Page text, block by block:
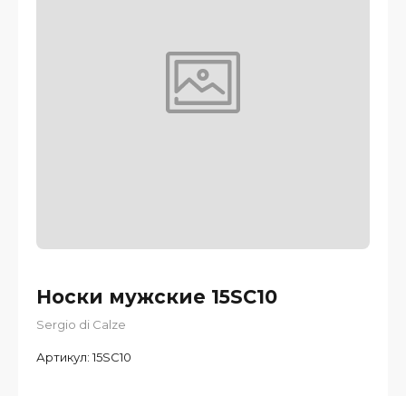
Носки мужские 15SC10
Sergio di Calze
Артикул:15SC10